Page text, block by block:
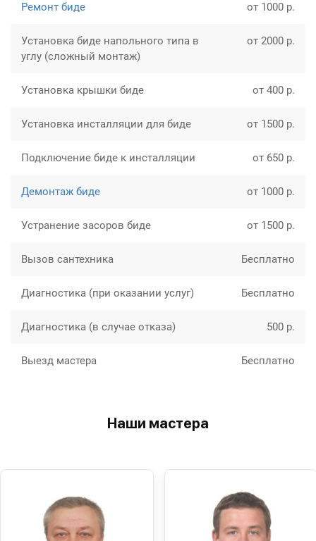
Ремонт биде от 1000 р.
Установка биде напольного типа в
углу (сложный монтаж)
от 2000 р.
Установка крышки биде от 400 р.
Установка инсталляции для биде от 1500 р.
Подключение биде к инсталляции от 650 р.
Демонтаж биде от 1000 р.
Устранение засоров биде от 1500 р.
Вызов сантехника Бесплатно
Диагностика (при оказании услуг) Бесплатно
Диагностика (в случае отказа) 500 р.
Выезд мастера Бесплатно
Наши мастера